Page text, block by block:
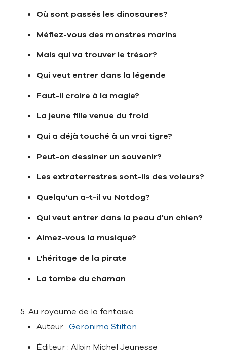
Où sont passés les dinosaures?
Méfiez-vous des monstres marins
Mais qui va trouver le trésor?
Qui veut entrer dans la légende
Faut-il croire à la magie?
La jeune fille venue du froid
Qui a déjà touché à un vrai tigre?
Peut-on dessiner un souvenir?
Les extraterrestres sont-ils des voleurs?
Quelqu'un a-t-il vu Notdog?
Qui veut entrer dans la peau d'un chien?
Aimez-vous la musique?
L'héritage de la pirate
La tombe du chaman
5. Au royaume de la fantaisie
Auteur : Geronimo Stilton
Éditeur : Albin Michel Jeunesse